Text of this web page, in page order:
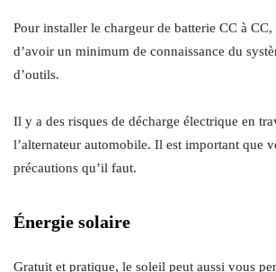
Pour installer le chargeur de batterie CC à
d’avoir un minimum de connaissance du
d’outils.
Il y a des risques de décharge électrique en
l’alternateur automobile. Il est important que
précautions qu’il faut.
Énergie solaire
Gratuit et pratique, le soleil peut aussi vous